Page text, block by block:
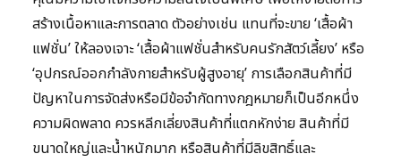
สร้างเนื้อหาและการตลาด ตัวอย่างเช่น แทนที่จะขาย ‘เสื้อผ้า
แฟชั่น’ ให้ลองเจาะ ‘เสื้อผ้าแฟชั่นสำหรับคนรักสัตว์เลี้ยง’ หรือ
‘อุปกรณ์ออกกำลังกายสำหรับผู้สูงอายุ’ การเลือกสินค้าที่มี
ปัญหาในการจัดส่งหรือมีข้อจำกัดทางกฎหมายก็เป็นอีกหนึ่ง
ความผิดพลาด ควรหลีกเลี่ยงสินค้าที่แตกหักง่าย สินค้าที่มี
ขนาดใหญ่และน้ำหนักมาก หรือสินค้าที่มีลิขสิทธิ์และ